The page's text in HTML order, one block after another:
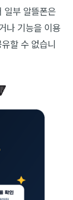
일부 알뜰폰은
나 기능을 이용
할 수 없습니